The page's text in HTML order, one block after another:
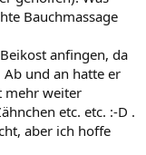
Bauchmassage
anfingen, da
und an hatte er
mehr weiter
etc. etc. :-D .
aber ich hoffe